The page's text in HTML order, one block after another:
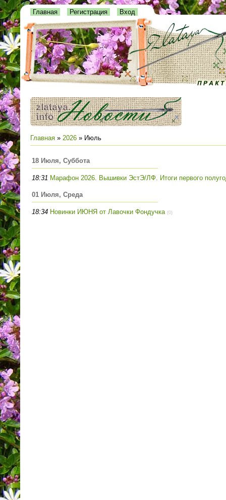
Главная Регистрация Вход
Главная » 2026 » Июль
18 Июля, Суббота
18:31 Марафон 2026. Вышивки ЭстЭ/ЛФ. Итоги первого
01 Июля, Среда
18:34 Новинки ИЮНЯ от Лавочки Фондучка (0)